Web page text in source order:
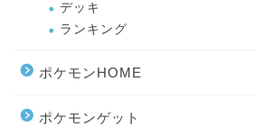
デッキ
ランキング
ポケモンHOME
ポケモンゲット